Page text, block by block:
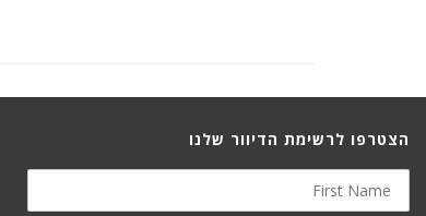
הצטרפו לרשימת הדיוור שלנו
First
Name